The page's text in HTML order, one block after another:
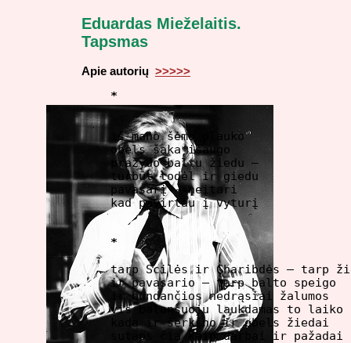
Eduardas Mieželaitis.
Tapsmas
Apie autorių >>>>>
*
iš mano šėmo plauko
obels šaka išaugo
pražydo baltu žiedu –
turbūt todėl ir giedu
pavasarį – neįtari
kad pavirtau į vyturį
*
tarp Scilės ir Charibdės – tarp
ir pavasario – tarp balto speigo
ir bundančios nedrąsiai žalumos
vis balansuoju laukdamas to laiko
kada ir šerkšno ir obels žiedai
sutaps čia kaip darbai ir pažadai